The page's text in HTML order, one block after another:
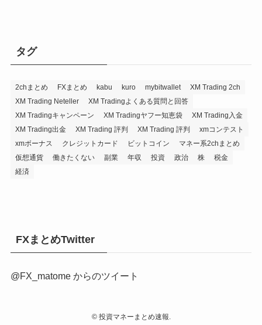
タグ
2chまとめ FXまとめ kabu kuro mybitwallet
XM Trading 2ch
XM Trading Neteller
XM Tradingよくある質問と回答
XM Tradingキャンペーン
XM Tradingヤフー知恵袋
XM Trading入金
XM Trading出金
XM Trading 評判 XM Trading 評判
xmコンテスト
xmボーナス
クレジットカード ビットコイン
マネー系2chまとめ
仮想通貨
働きたくない 副業 年収 投資 政治 株
税金
経済
FXまとめTwitter
@FX_matome からのツイート
©投資マネーまとめ速報.